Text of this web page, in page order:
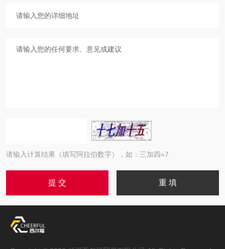
请输入计算结果（填写阿拉伯数字），如：三加四=7